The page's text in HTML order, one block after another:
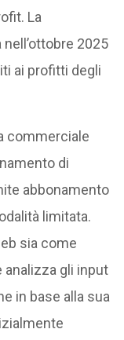
La
2025
ai profitti degli
commerciale
di
abbonamento
limitata.
sia come
analizza gli input
in base alla sua